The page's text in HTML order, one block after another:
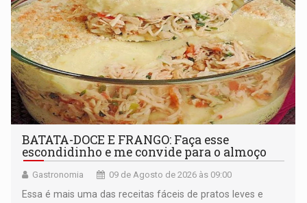
BATATA-DOCE E FRANGO: Faça esse
escondidinho e me convide para o almoço
Gastronomia 09 de Agosto de 2026 às 09:00
Essa é mais uma das receitas fáceis de pratos leves e